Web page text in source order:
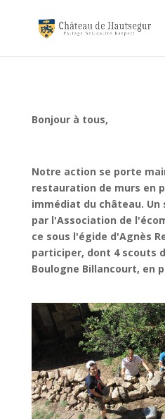
Bonjour à tous,
Notre action se porte
restauration de murs en
immédiat du château.
par l'Association de
ce sous l'égide d'Agnès
participer, dont 4 scouts
Boulogne Billancourt, en